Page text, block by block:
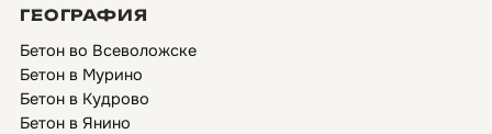
ГЕОГРАФИЯ
Бетон во Всеволожске
Бетон в Мурино
Бетон в Кудрово
Бетон в Янино